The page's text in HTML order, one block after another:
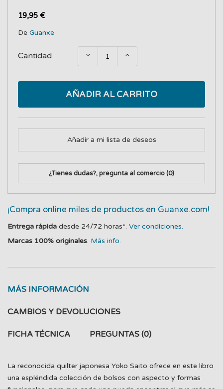
19,95 €
De Guanxe
Cantidad
AÑADIR AL CARRITO
Añadir a mi lista de deseos
¿Tienes dudas?, pregunta al comercio(0)
¡Compra online miles de productos en Guanxe.com!
Entrega rápida desde 24/72 horas*. Ver condiciones.
Marcas 100% originales. Más info.
MÁS INFORMACIÓN
CAMBIOS Y DEVOLUCIONES
FICHA TÉCNICA PREGUNTAS (0)
La reconocida quilter japonesa Yoko Saito ofrece en este libro
una espléndida colección de bolsos con aspecto y formas